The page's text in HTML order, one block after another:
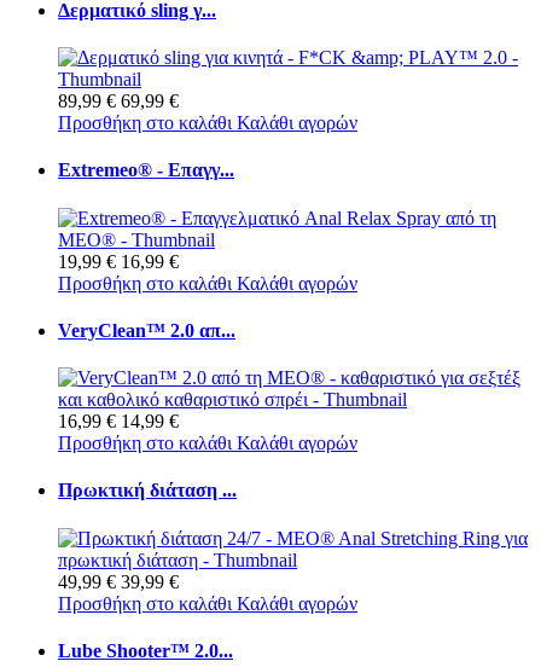
Δερματικό sling γ...
89,99 € 69,99 €
Προσθήκη στο καλάθι Καλάθι αγορών
Extremeo® - Επαγγ...
19,99 € 16,99 €
Προσθήκη στο καλάθι Καλάθι αγορών
VeryClean™ 2.0 απ...
16,99 € 14,99 €
Προσθήκη στο καλάθι Καλάθι αγορών
Πρωκτική διάταση ...
49,99 € 39,99 €
Προσθήκη στο καλάθι Καλάθι αγορών
Lube Shooter™ 2.0...